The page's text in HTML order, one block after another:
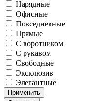
Нарядные
Офисные
Повседневные
Прямые
С воротником
С рукавом
Свободные
Эксклюзив
Элегантные